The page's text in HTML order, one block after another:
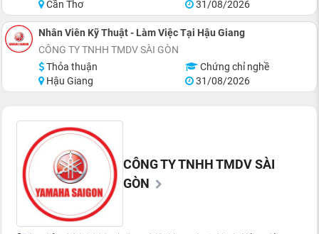
Cần Thơ
31/08/2026
Nhân Viên Kỹ Thuật - Làm Việc Tại Hậu Giang
CÔNG TY TNHH TMDV SÀI GÒN
Thỏa thuận
Chứng chỉ nghề
Hậu Giang
31/08/2026
CÔNG TY TNHH TMDV SÀI
GÒN